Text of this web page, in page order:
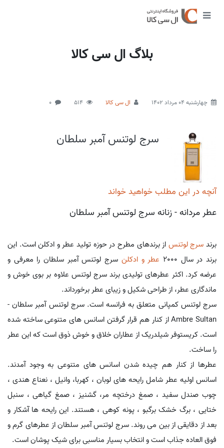
بلاگ ال سی کالا
چهارشنبه 04 مرداد 1402 ال سی کالا 514
0
سرج لوتنس آمبر سلطان
آنچه در این مطلب خواهید خواند
عطر مردانه - زنانه سرج لوتنس آمبر سلطان
برند سرج لوتنس از برندهای مطرح در حوزه تولید عطر و ادکلن است. این
برند در سال 2000
عطر و ادکلن سرج لوتنس آمبر سلطان را معرفی و
عرضه کرد. اکثر عطرهای تولیدی برند سرج لوتنس علاوه بر بوی خوش و
ماندگاری عطر، از طراحی شکیل و زیبای عطر برخورداند.
سرج لوتنس کمپانی متعلق به فرانسه است. سرج لوتنس آمبر سلطان -
Ambre Sultan از کنار هم قرار گرفتن اسانس های متنوعی ساخته شده
است. کریستوفر شیلدریک از عطاران خلاق و خوش ذوق است که این عطر
را ساخت.
عطرها از کنار هم چیده شدن اسانس های متنوعی به وجود آمدند.
اسانس اولیه عطر شامل رایحه های لوبان ، کهربا، وانیل ، نعناع هندی ،
چوب صندل سفید ، صمغ درختچه مر، گشنیز ، صمغ گیاهی ، سنبل
ختایی ، برگ خشک برگبو ، پونه کوهی ، هستند. این رایحه ها آشکار و
بعد از دقایقی از بین می روند. سرج لوتنس آمبر سلطان از عطرهای گرم و
فوق العاده جذاب است و انتخاب بسیار مناسبی برای شیک پوشان است.